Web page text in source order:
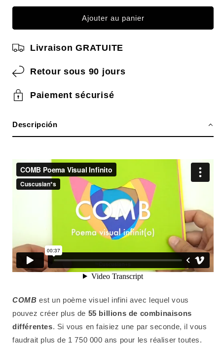
quantité
COMB
Poème
infini
la
quantité
pour
III
Visual
Ajouter au panier
Livraison GRATUITE
Retour sous 90 jours
Paiement sécurisé
Descripción
COMB est un poème visuel infini avec lequel vous
pouvez créer plus de 55 billions de combinaisons
différentes. Si vous en faisiez une par seconde, il vous
faudrait plus de 1 750 000 ans pour les réaliser toutes.